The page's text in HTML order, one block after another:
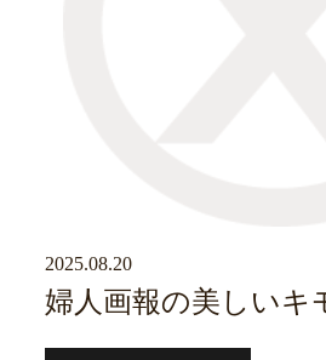
2025.08.20
婦人画報の美しいキ